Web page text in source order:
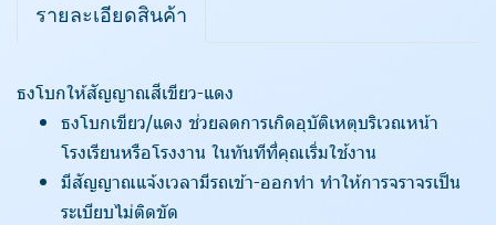
รายละเอียดสินค้า
ธงโบกให้สัญญาณสีเขียว-แดง
ธงโบกเขียว/แดง ช่วยลดการเกิดอุบัติเหตุบริเวณหน้า
โรงเรียนหรือโรงงาน ในทันทีที่คุณเริ่มใช้งาน
มีสัญญาณแจ้งเวลามีรถเข้า-ออกทำ ทำให้การจราจรเป็น
ระเบียบไม่ติดขัด